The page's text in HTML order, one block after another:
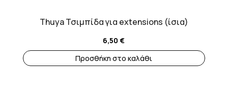
Thuya Τσιμπίδα για extensions (ίσια)
6,50€
Προσθήκη στο καλάθι